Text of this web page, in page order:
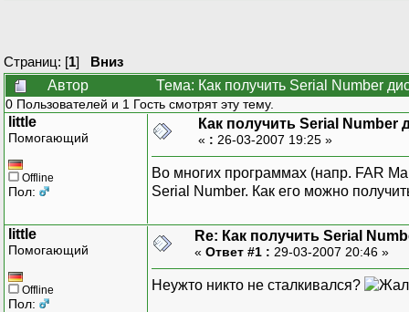
Страниц: [1] Вниз
Автор
Тема: Как получить Serial Number
0 Пользователей и 1 Гость смотрят эту тему.
little
Помогающий
Offline
Пол:
Как получить Serial Number
« : 26-03-2007 19:25 »
Во многих программах (напр. FAR
Serial Number. Как его можно
little
Помогающий
Offline
Пол:
Re: Как получить Serial
« Ответ #1 : 29-03-2007 20:46 »
Неужто никто не сталкивался?